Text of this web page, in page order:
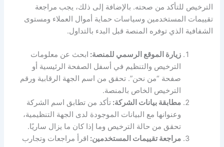
الترخيص للتأكد من صحته. بالإضافة إلى ذلك، يجب مراجعة
تقييمات المستخدمين وسياسات حماية أموال العملاء ومستوى
الشفافية الذي توفره المنصة قبل البدء بالتداول.
زيارة الموقع الرسمي للمنصة:ابحث عن معلومات
الترخيص والتنظيم في أسفل الصفحة الرئيسية أو
صفحة “من نحن”. تحقق من اسم الجهة الرقابية ورقم
الترخيص الخاص بالمنصة.
مطابقة بيانات الشركة:تأكد من تطابق اسم الشركة
وعنوانها مع البيانات الموجودة لدى الجهة التنظيمية،
تحقق من حالة الترخيص وما إذا كان ما يزال ساريًا.
مراجعة تقييمات المستخدمين:اقرأ مراجعات وتجارب